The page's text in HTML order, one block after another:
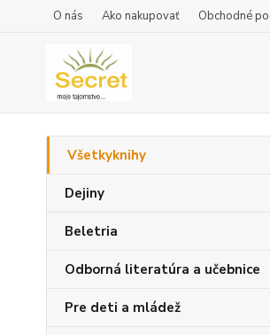
O nás Ako nakupovať Obchodné
Všetkyknihy
Dejiny
Beletria
Odborná literatúra a učebnice
Pre deti a mládež